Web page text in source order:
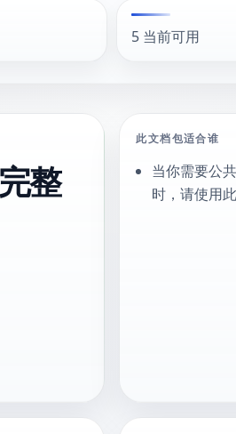
5 当前可用
整
此文档包适合谁
当你需要公
时，请使用此